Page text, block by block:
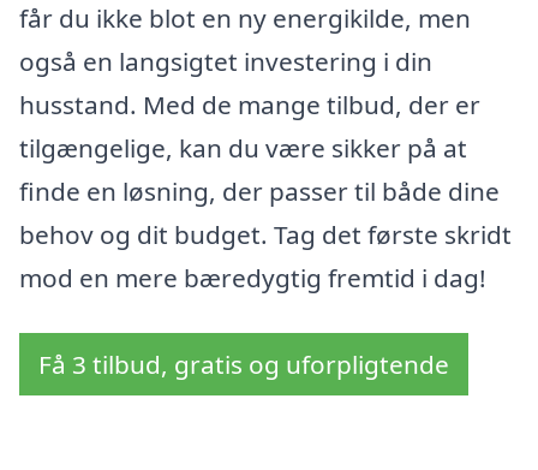
får du ikke blot en ny energikilde, men
også en langsigtet investering i din
husstand. Med de mange tilbud, der er
tilgængelige, kan du være sikker på at
finde en løsning, der passer til både dine
behov og dit budget. Tag det første skridt
mod en mere bæredygtig fremtid i dag!
Få 3 tilbud, gratis og uforpligtende